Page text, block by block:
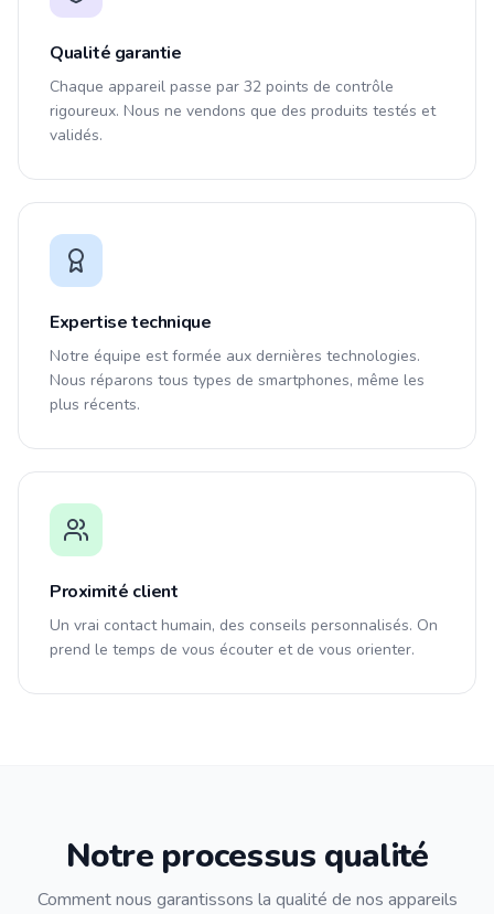
Qualité garantie
Chaque appareil passe par 32 points de contrôle
rigoureux. Nous ne vendons que des produits testés et
validés.
Expertise technique
Notre équipe est formée aux dernières technologies.
Nous réparons tous types de smartphones, même les
plus récents.
Proximité client
Un vrai contact humain, des conseils personnalisés. On
prend le temps de vous écouter et de vous orienter.
Notre processus qualité
Comment nous garantissons la qualité de nos appareils